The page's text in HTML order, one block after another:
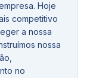
Hoje
competitivo
a nossa
nossa
no